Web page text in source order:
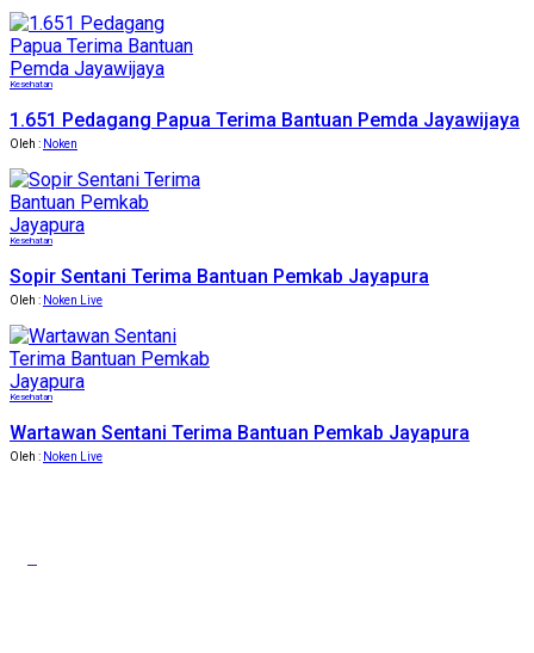
Kesehatan
1.651 Pedagang Papua Terima Bantuan Pemda Jayawijaya
Oleh : Noken
Kesehatan
Sopir Sentani Terima Bantuan Pemkab Jayapura
Oleh : Noken Live
Kesehatan
Wartawan Sentani Terima Bantuan Pemkab Jayapura
Oleh : Noken Live